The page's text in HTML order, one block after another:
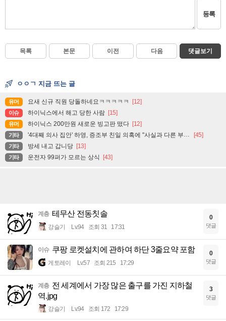
등록
목록 본문 이전 다음 댓글보기
ㅇㅇㄱ 지금 뜨는 글
유머 요새 신규 직원 당돌하네요ㅋㅋㅋㅋㅋ [12]
이슈 하이닉스에서 해고 당한 사람 [15]
유머 하이닉스 200만원 새로운 빙고판 떴다 [12]
기타 '4대째 의사 집안' 하영, 증조부 친일 의혹에 "사실과 다른 부분 있어" [45]
기타 방세 내고 갑니당 [13]
기타 운전자 99퍼가 모르는 상식 [43]
계층 테무산 전동칫솔
강슬기 Lv.94 조회 31 17:31
0
댓글
이슈 쿠팡 로켓설치에 관하여 하단 3줄요약 포함
게토레이 Lv.57 조회 215 17:29
0
댓글
계층 전 세계에서 가장 많은 출구를 가진 지하철
역.jpg
강슬기 Lv.94 조회 172 17:29
3
댓글